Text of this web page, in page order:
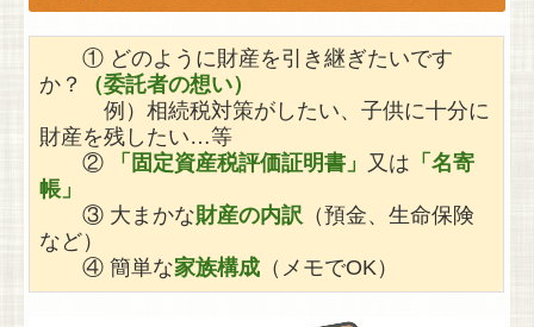
① どのように財産を引き継ぎたいです
か？
（委託者の想い）
例）相続税対策がしたい、子供に十分に
財産を残したい…等
②
「固定資産税評価証明書」 又は 「名寄
帳」
③ 大まかな財産の内訳 （預金、生命保険
など）
④ 簡単な家族構成 （メモでOK）